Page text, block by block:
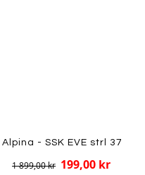
Alpina - SSK EVE strl 37
1 899,00 kr 199,00 kr